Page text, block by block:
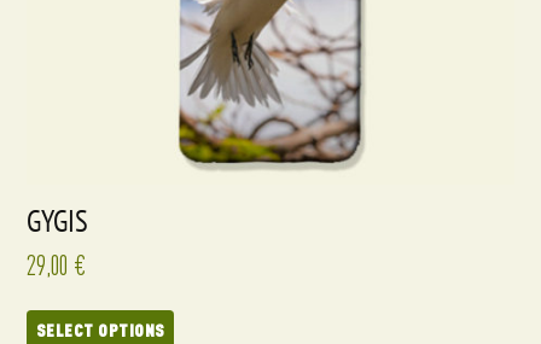
GYGIS
29,00 €
SELECT OPTIONS